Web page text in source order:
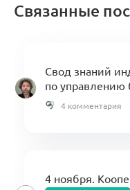
Связанные
Свод знаний
по управлению
4 комментария
4 ноября.